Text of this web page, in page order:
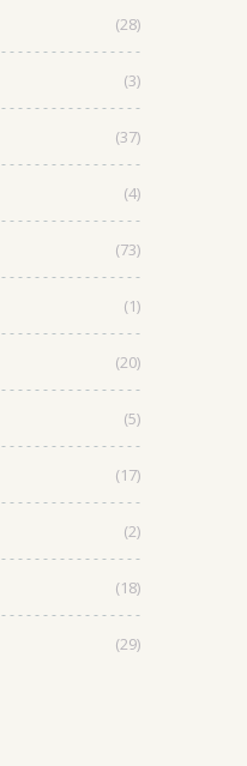
(28)
(3)
(37)
(4)
(73)
(1)
(20)
(5)
(17)
(2)
(18)
(29)